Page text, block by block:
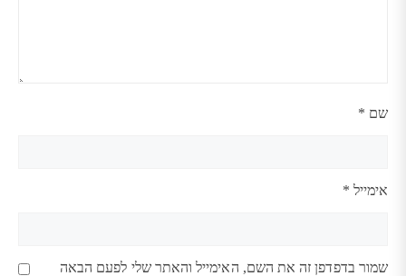
שם *
אימייל *
שמור בדפדפן זה את השם, האימייל והאתר שלי לפעם הבאה